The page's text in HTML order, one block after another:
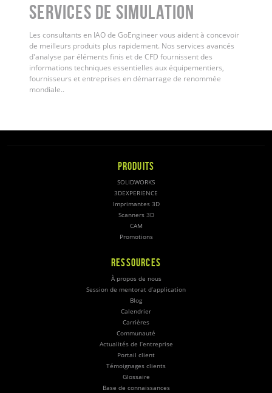
Services de simulation
Les consultants en IAO de GoEngineer vous aident à concevoir
de meilleurs produits plus rapidement. Nos services avancés
d'analyse par éléments finis et de CFD fournissent des
informations techniques essentielles aux équipementiers,
fournisseurs et entreprises en démarrage de renommée
mondiale..
PRODUITS
SOLIDWORKS
3DEXPERIENCE
Imprimantes 3D
Scanners 3D
CAM
Promotions
RESSOURCES
À propos de nous
Session de mentorat d’application
Blog
Calendrier
Carrières
Communauté
Actualités de l’entreprise
Portail client
Témoignages clients
Glossaire
Base de connaissances